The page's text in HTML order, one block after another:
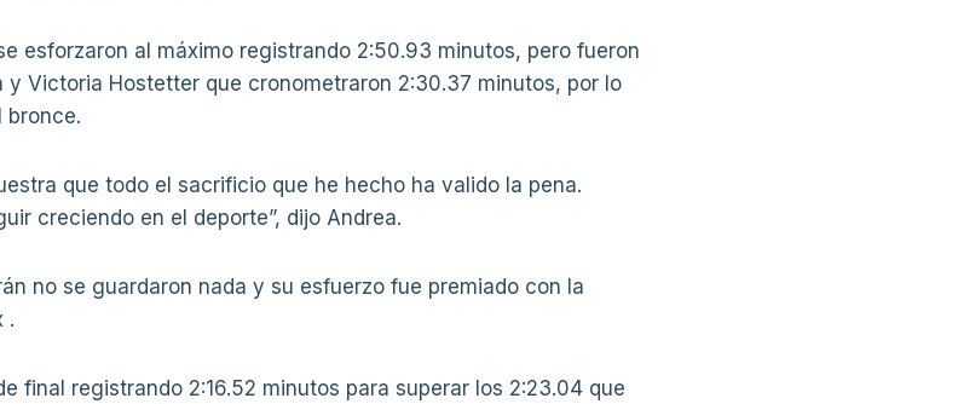
esforzaron al máximo registrando 2:50.93 minutos, pero fueron
Victoria Hostetter que cronometraron 2:30.37 minutos, por lo
bronce.
que todo el sacrificio que he hecho ha valido la pena.
creciendo en el deporte”, dijo Andrea.
no se guardaron nada y su esfuerzo fue premiado con la
.
final registrando 2:16.52 minutos para superar los 2:23.04 que